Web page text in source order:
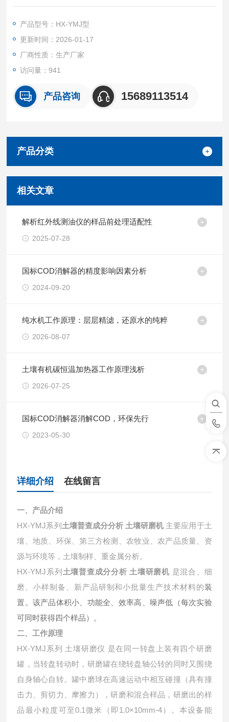
金属分析。土壤研磨仪 是混合、细磨、小样制备、新产品研制和
噪声低（每次实验可同时获得四个样品）。
产品型号：HX-YMJ型
更新时间：2026-01-17
厂商性质：生产厂家
访问量：941
产品咨询 15689113514
产品分类
相关文章
解析红外线测油仪的样品前处理适配性
2025-07-28
国标COD消解器的精度影响因素分析
2024-09-20
纯水机工作原理：层层精滤，还原水的纯粹
2026-08-07
土壤有机碳恒温加热器工作原理浅析
2026-07-25
国标COD消解器消解COD，环保先行
2023-05-30
详细介绍 在线留言
一、产品介绍
HX-YMJ系列 土壤普查成分分析 土壤研磨机 主要应用于土
壤、地质、环保、第三方检测、农牧业、农产品质量、资
源与环境等，土壤制样、重金属分析。
HX-YMJ系列 土壤普查成分分析 土壤研磨机 是混合、细
磨、小样制备、新产品研制和小批量生产技术材料的装
置。该产品体积小、功能全、效率高、噪声低（每次实验
可同时获得四个样品）。
二、工作原理
HX-YMJ系列 土壤研磨仪 是在同一转盘上装有四个研磨
罐，当转盘转动时，研磨罐在绕转盘轴公转的同时又围绕
自身轴心自转。罐中磨球在高速运动中相互碰撞（具有撞
击力、剪切力、摩擦力），研磨和混合样品，研磨出的样
品最小粒度可至0.1微米（即1.0×10mm-4）。本设备能